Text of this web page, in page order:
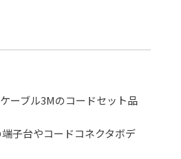
ーブル3Mのコードセット品
子台やコードコネクタボデ